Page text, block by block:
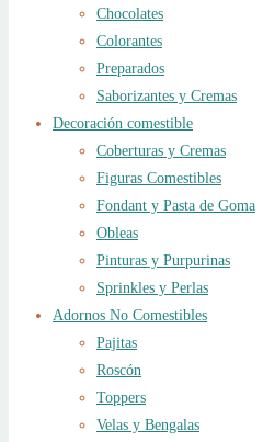
Chocolates
Colorantes
Preparados
Saborizantes y Cremas
Decoración comestible
Coberturas y Cremas
Figuras Comestibles
Fondant y Pasta de Goma
Obleas
Pinturas y Purpurinas
Sprinkles y Perlas
Adornos No Comestibles
Pajitas
Roscón
Toppers
Velas y Bengalas